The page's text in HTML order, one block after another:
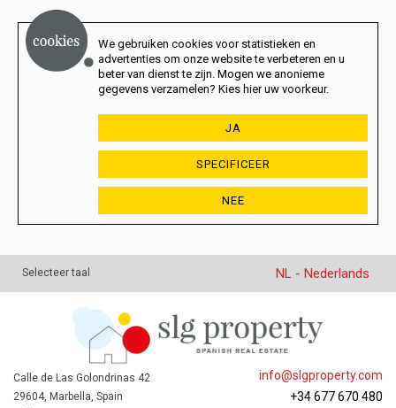
We gebruiken cookies voor statistieken en
advertenties om onze website te verbeteren en u
beter van dienst te zijn. Mogen we anonieme
gegevens verzamelen? Kies hier uw voorkeur.
JA
SPECIFICEER
NEE
Selecteer taal NL - Nederlands
info@slgproperty.com
+34 677 670 480
Calle de Las Golondrinas 42
29604, Marbella, Spain